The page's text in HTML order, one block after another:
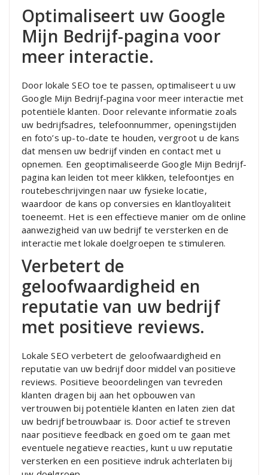
Optimaliseert uw Google
Mijn Bedrijf-pagina voor
meer interactie.
Door lokale SEO toe te passen, optimaliseert u uw
Google Mijn Bedrijf-pagina voor meer interactie met
potentiële klanten. Door relevante informatie zoals
uw bedrijfsadres, telefoonnummer, openingstijden
en foto’s up-to-date te houden, vergroot u de kans
dat mensen uw bedrijf vinden en contact met u
opnemen. Een geoptimaliseerde Google Mijn Bedrijf-
pagina kan leiden tot meer klikken, telefoontjes en
routebeschrijvingen naar uw fysieke locatie,
waardoor de kans op conversies en klantloyaliteit
toeneemt. Het is een effectieve manier om de online
aanwezigheid van uw bedrijf te versterken en de
interactie met lokale doelgroepen te stimuleren.
Verbetert de
geloofwaardigheid en
reputatie van uw bedrijf
met positieve reviews.
Lokale SEO verbetert de geloofwaardigheid en
reputatie van uw bedrijf door middel van positieve
reviews. Positieve beoordelingen van tevreden
klanten dragen bij aan het opbouwen van
vertrouwen bij potentiële klanten en laten zien dat
uw bedrijf betrouwbaar is. Door actief te streven
naar positieve feedback en goed om te gaan met
eventuele negatieve reacties, kunt u uw reputatie
versterken en een positieve indruk achterlaten bij